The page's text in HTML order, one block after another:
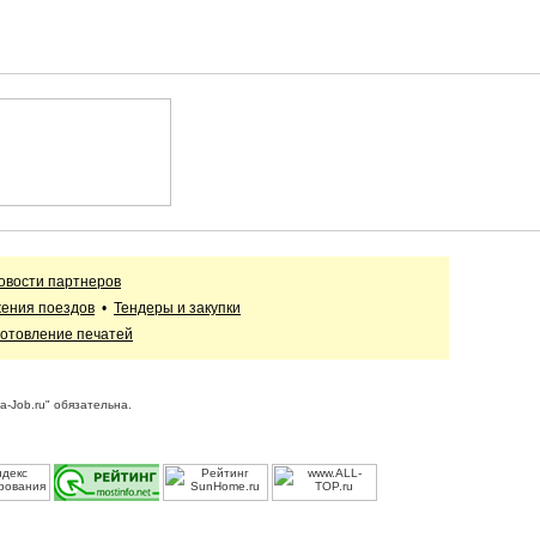
партнеров
поездов • Тендеры и закупки
печатей
Job.ru" обязательна.